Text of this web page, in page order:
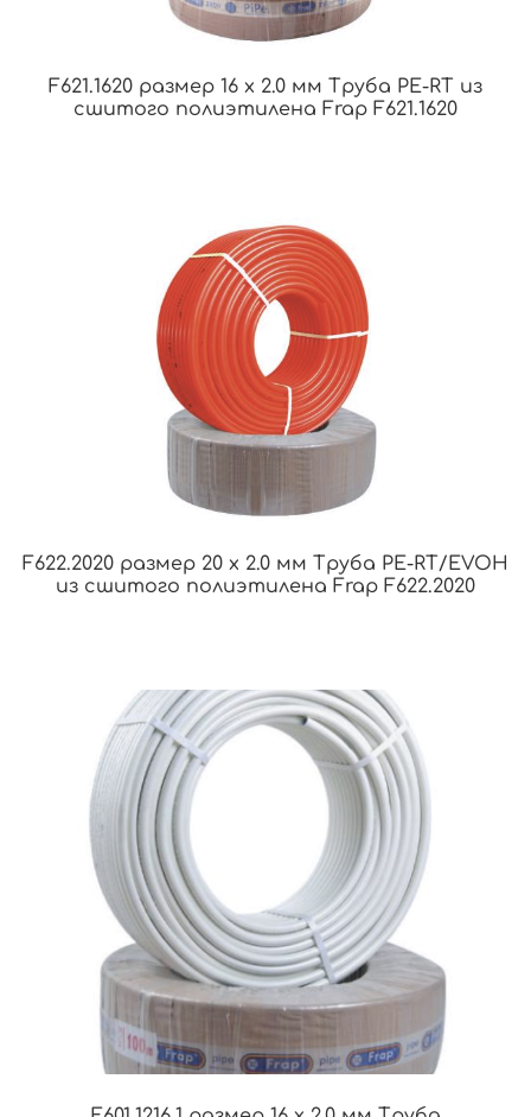
F621.1620 размер 16 x 2.0 мм Труба PE-RT из
сшитого полиэтилена Frap F621.1620
F622.2020 размер 20 x 2.0 мм Труба PE-RT/EVOH
из сшитого полиэтилена Frap F622.2020